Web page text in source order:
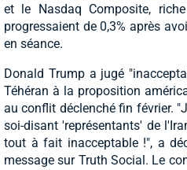
et le Nasdaq Composite,
progressaient de 0,3% après
en séance.
Donald Trump a jugé
Téhéran à la proposition
au conflit déclenché fin février.
soi-disant 'représentants' de
tout à fait inacceptable !", a
message sur Truth Social. Le